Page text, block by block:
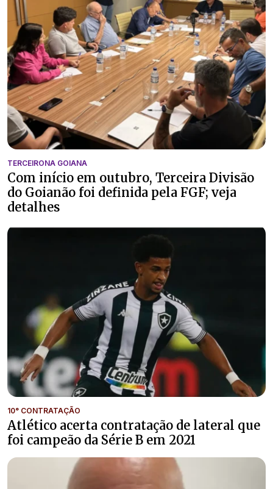
TERCEIRONA GOIANA
Com início em outubro, Terceira Divisão
do Goianão foi definida pela FGF; veja
detalhes
10° CONTRATAÇÃO
Atlético acerta contratação de lateral que
foi campeão da Série B em 2021